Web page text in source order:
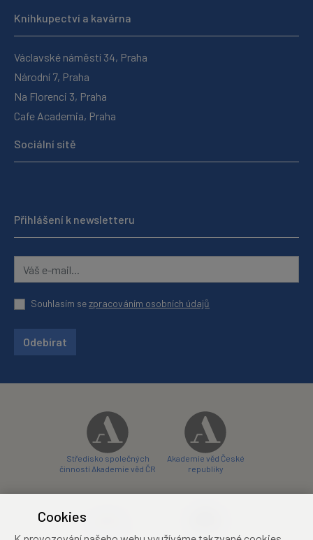
Knihkupectví a kavárna
Václavské náměstí 34, Praha
Národní 7, Praha
Na Florenci 3, Praha
Cafe Academia, Praha
Sociální sítě
Přihlášení k newsletteru
Souhlasím sezpracováním osobních údajů
Odebírat
Středisko společných
činností Akademie věd ČR
Akademie věd České
republiky
Cookies